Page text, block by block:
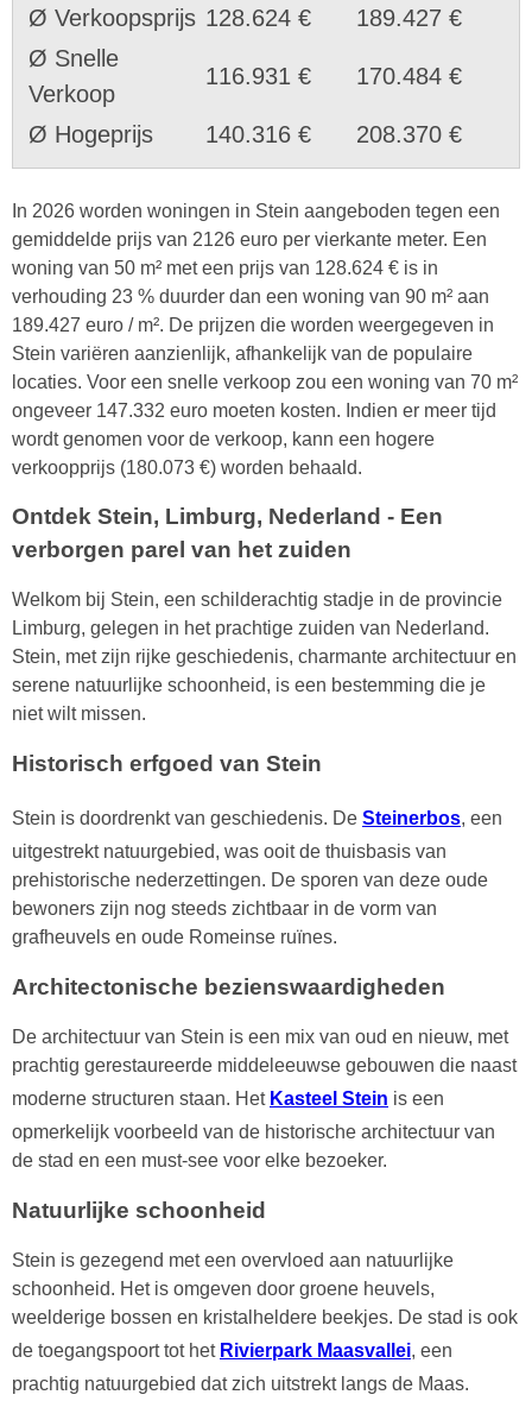
Ø Verkoopsprijs 128.624 €
189.427 €
Ø Snelle
Verkoop
116.931 € 170.484 €
Ø Hogeprijs 140.316 € 208.370 €
In 2026 worden woningen in Stein aangeboden tegen een
gemiddelde prijs van 2126 euro per vierkante meter. Een
woning van 50 m² met een prijs van 128.624 € is in
verhouding 23 % duurder dan een woning van 90 m² aan
189.427 euro / m². De prijzen die worden weergegeven in
Stein variëren aanzienlijk, afhankelijk van de populaire
locaties. Voor een snelle verkoop zou een woning van 70 m²
ongeveer 147.332 euro moeten kosten. Indien er meer tijd
wordt genomen voor de verkoop, kann een hogere
verkoopprijs (180.073 €) worden behaald.
Ontdek Stein, Limburg, Nederland - Een
verborgen parel van het zuiden
Welkom bij Stein, een schilderachtig stadje in de provincie
Limburg, gelegen in het prachtige zuiden van Nederland.
Stein, met zijn rijke geschiedenis, charmante architectuur en
serene natuurlijke schoonheid, is een bestemming die je
niet wilt missen.
Historisch erfgoed van Stein
Stein is doordrenkt van geschiedenis. De Steinerbos, een
uitgestrekt natuurgebied, was ooit de thuisbasis van
prehistorische nederzettingen. De sporen van deze oude
bewoners zijn nog steeds zichtbaar in de vorm van
grafheuvels en oude Romeinse ruïnes.
Architectonische bezienswaardigheden
De architectuur van Stein is een mix van oud en nieuw, met
prachtig gerestaureerde middeleeuwse gebouwen die naast
moderne structuren staan. Het Kasteel Stein is een
opmerkelijk voorbeeld van de historische architectuur van
de stad en een must-see voor elke bezoeker.
Natuurlijke schoonheid
Stein is gezegend met een overvloed aan natuurlijke
schoonheid. Het is omgeven door groene heuvels,
weelderige bossen en kristalheldere beekjes. De stad is ook
de toegangspoort tot het Rivierpark Maasvallei, een
prachtig natuurgebied dat zich uitstrekt langs de Maas.